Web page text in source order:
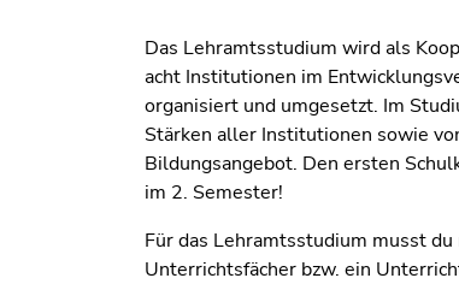
Das Lehramtsstudium wird als
acht Institutionen im
organisiert und umgesetzt. Im
Stärken aller Institutionen sowie
Bildungsangebot. Den ersten
im 2. Semester!
Für das Lehramtsstudium musst
Unterrichtsfächer bzw. ein